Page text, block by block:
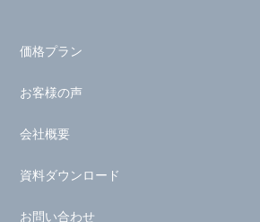
価格プラン
お客様の声
会社概要
資料ダウンロード
お問い合わせ